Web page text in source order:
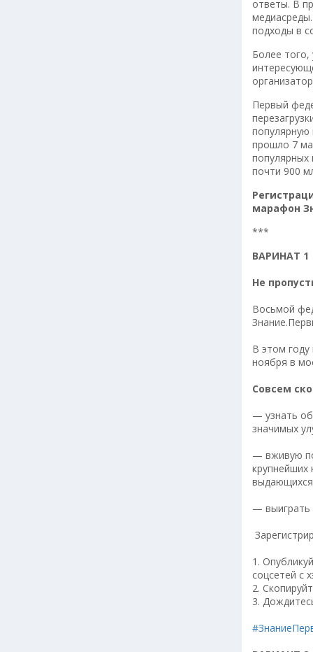
ответы. В
подходы в
Более
Первый
прошло 7
популярных
почти 900
марафон
***
ВАРИНАТ 1
Не
Восьмой
В этом году
ноября в
Совсем
— узнать об
значимых
— вживую
крупнейших
— выиграть
1.
соцсетей с
2.
3.